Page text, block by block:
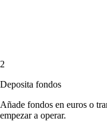
2
Deposita fondos
Añade fondos en euros o
empezar a operar.